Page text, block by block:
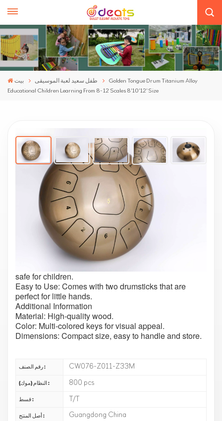
بيت طفل سعيد لعبة الموسيقى
Golden Tongue Drum Titanium Alloy
Educational Children Learning From 8-12 Scales 8'10'12' Size
Golden Tongue Drum Titanium Alloy
Educational Children Learning From 8-12
Scales 8'10'12' Size
Educational Benefits: It helps in developing auditory
and visual training while encouraging musical
awareness. Children can play their favorite nursery
rhymes with the 8 -12 musical notes.
Safe and Durable: Made from plastic materials, it is
safe for children.
Easy to Use: Comes with two drumsticks that are
perfect for little hands.
Additional Information
Material: High-quality wood.
Color: Multi-colored keys for visual appeal.
Dimensions: Compact size, easy to handle and store.
رقم الصنف : CW076-Z011-Z33M
النظام (موك) : 800 pcs
قسط : T/T
أصل المنتج : Guangdong China